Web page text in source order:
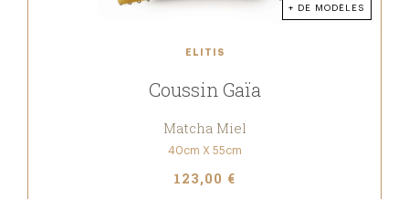
+ DE MODÈLES
ELITIS
Coussin Gaïa
Matcha Miel
40cm X 55cm
123,00 €